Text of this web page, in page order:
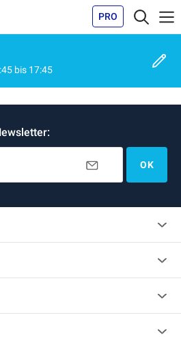
PRO
bis 17:45
OK